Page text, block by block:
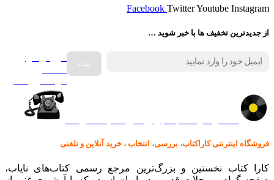
Facebook TwitterYoutube Instagram
از جدیدترین تخفیف ها با خبر شوید …
فروش انواع
فروشگاه اینترنتی کاراکتاب، بررسی، انتخاب ، خرید آنلاین و تلفنی
کارا کتاب نخستین و بزرگ‌ترین مرجع رسمی کتاب‌های نایاب،